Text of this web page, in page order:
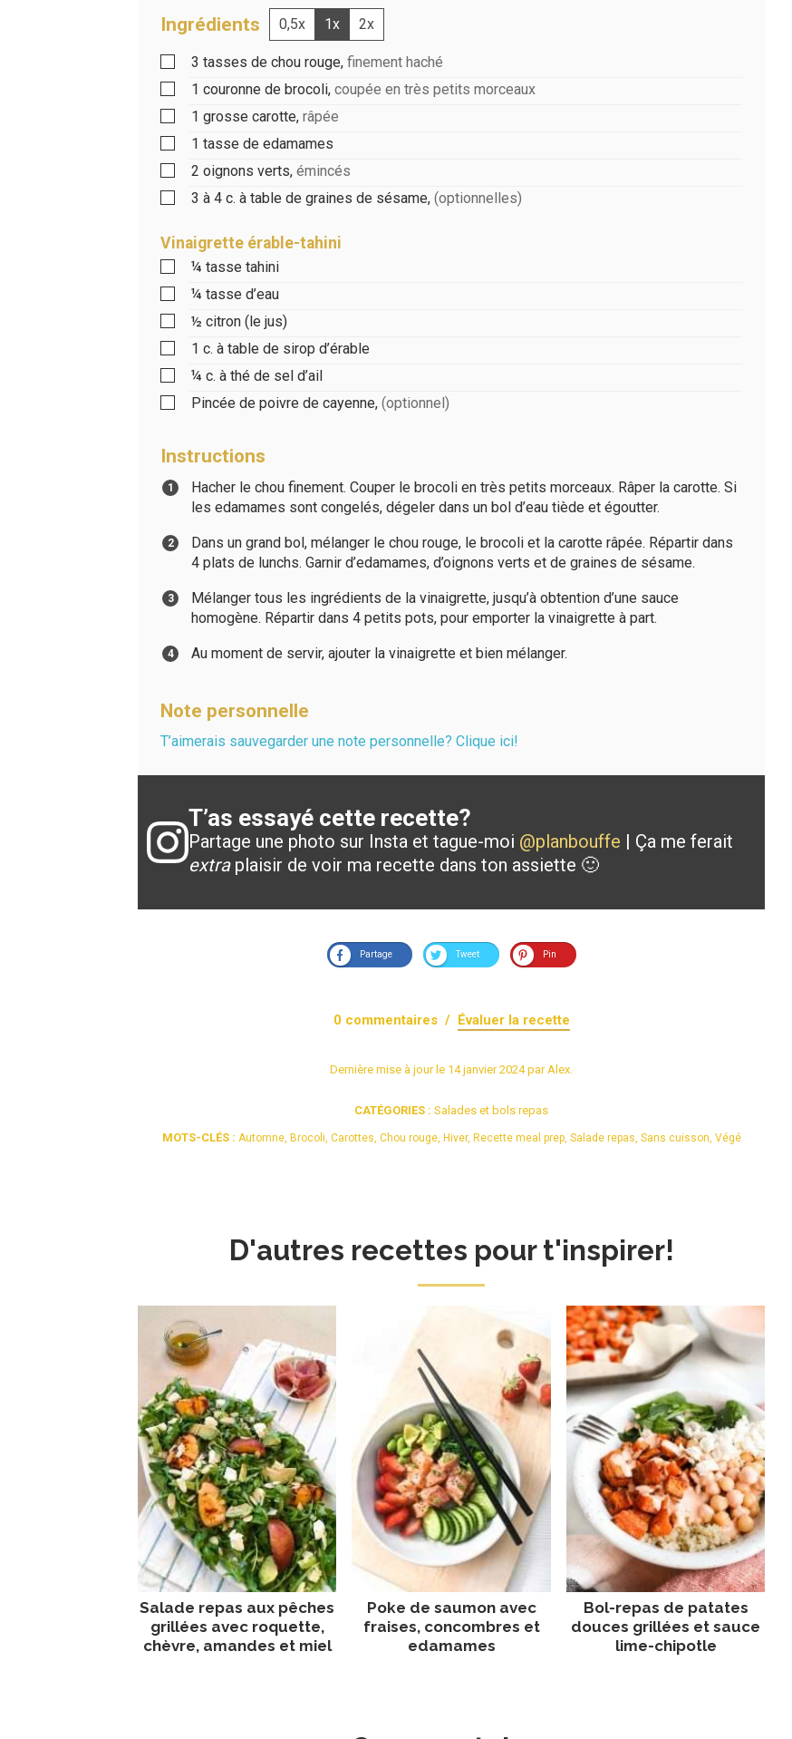
Ingrédients 0,5x 1x 2x
3 tasses de chou rouge, finement haché
1 couronne de brocoli, coupée en très petits morceaux
1 grosse carotte, râpée
1 tasse de edamames
2 oignons verts, émincés
3 à 4 c. à table de graines de sésame, (optionnelles)
Vinaigrette érable-tahini
¼ tasse tahini
¼ tasse d’eau
½ citron (le jus)
1 c. à table de sirop d’érable
¼ c. à thé de sel d’ail
Pincée de poivre de cayenne, (optionnel)
Instructions
Hacher le chou finement. Couper le brocoli en très petits morceaux. Râper la carotte. Si
les edamames sont congelés, dégeler dans un bol d’eau tiède et égoutter.
Dans un grand bol, mélanger le chou rouge, le brocoli et la carotte râpée. Répartir dans
4 plats de lunchs. Garnir d’edamames, d’oignons verts et de graines de sésame.
Mélanger tous les ingrédients de la vinaigrette, jusqu’à obtention d’une sauce
homogène. Répartir dans 4 petits pots, pour emporter la vinaigrette à part.
Au moment de servir, ajouter la vinaigrette et bien mélanger.
Note personnelle
T’aimerais sauvegarder une note personnelle? Clique ici!
T’as essayé cette recette?
Partage une photo sur Insta et tague-moi @planbouffe | Ça me ferait
extraplaisir de voir ma recette dans ton assiette 🙂
Partage Tweet Pin
0 commentaires / Évaluer la recette
Dernière mise à jour le 14 janvier 2024parAlex.
CATÉGORIES : Salades et bols repas
MOTS-CLÉS : Automne, Brocoli, Carottes, Chou rouge, Hiver, Recette meal prep, Salade repas, Sans cuisson, Végé
D'autres recettes pour t'inspirer!
Salade repas aux pêches
grillées avec roquette,
chèvre, amandes et miel
Poke de saumon avec
fraises, concombres et
edamames
Bol-repas de patates
douces grillées et sauce
lime-chipotle